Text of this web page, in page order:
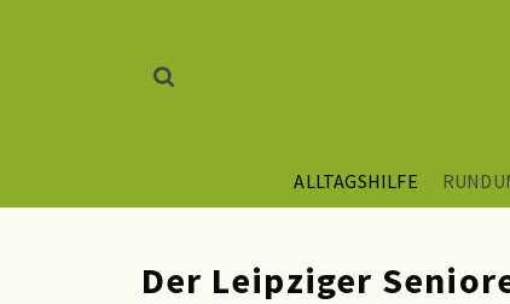
ALLTAGSHILFE
Der Leipziger